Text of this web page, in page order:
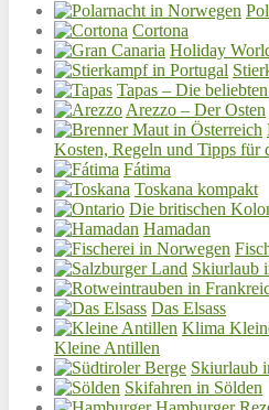
Cortona
Holiday
Tapas – Die
Arezzo – Der Osten
Kosten, Regeln und Tipps für
Fátima
Toskana kompakt
Die britischen
Hamadan
Skiurlaub
Das Elsass
Klima
Kleine Antillen
Skiurlaub
Skifahren in Sölden